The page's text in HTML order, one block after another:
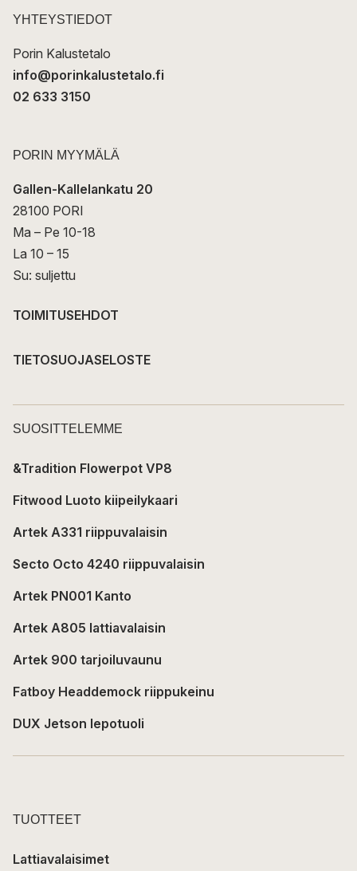
t
YHTEYSTIEDOT
Porin Kalustetalo
info@porinkalustetalo.fi
02 633 3150
PORIN MYYMÄLÄ
Gallen-Kallelankatu 20
28100 PORI
Ma – Pe 10-18
La 10 – 15
Su: suljettu
TOIMITUSEHDOT
TIETOSUOJASELOSTE
SUOSITTELEMME
&Tradition Flowerpot VP8
Fitwood Luoto kiipeilykaari
Artek A331 riippuvalaisin
Secto Octo 4240 riippuvalaisin
Artek PN001 Kanto
Artek A805 lattiavalaisin
Artek 900 tarjoiluvaunu
Fatboy Headdemock riippukeinu
DUX Jetson lepotuoli
TUOTTEET
Lattiavalaisimet